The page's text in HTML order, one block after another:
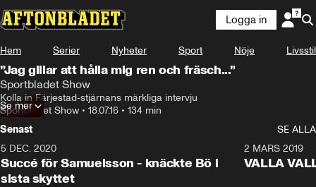
Logga in
Hem Serier Nyheter Sport Nöje Livsstil
”Jag gillar att hålla mig ren och fräsch...”
Sportbladet Show
Kolla in Färjestad-stjärnans märkliga intervju
Sportbladet Show • 18.07.16 • 134 min
Se mer
Senast
SE ALLA
5 DEC. 2020
Succé för Samuelsson - knäckte Bö i
sista skyttet
2 MARS 2019
VALLA